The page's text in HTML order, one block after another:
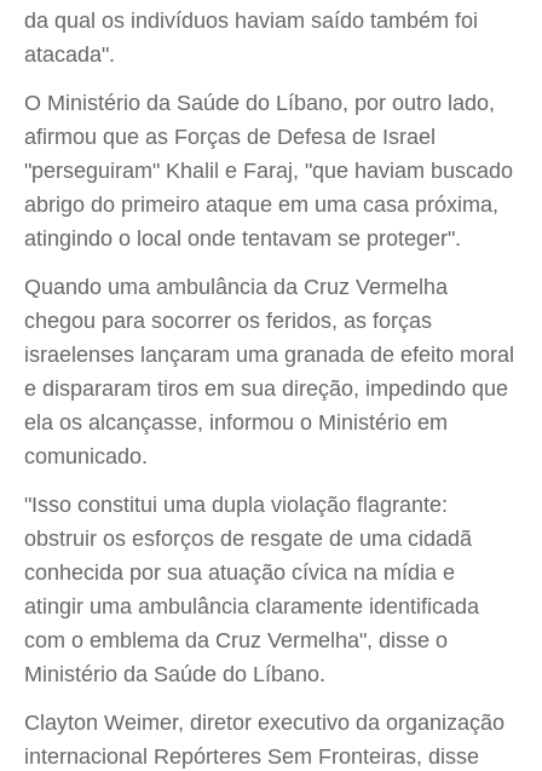
da qual os indivíduos haviam saído também foi
atacada".
O Ministério da Saúde do Líbano, por outro lado,
afirmou que as Forças de Defesa de Israel
"perseguiram" Khalil e Faraj, "que haviam buscado
abrigo do primeiro ataque em uma casa próxima,
atingindo o local onde tentavam se proteger".
Quando uma ambulância da Cruz Vermelha
chegou para socorrer os feridos, as forças
israelenses lançaram uma granada de efeito moral
e dispararam tiros em sua direção, impedindo que
ela os alcançasse, informou o Ministério em
comunicado.
"Isso constitui uma dupla violação flagrante:
obstruir os esforços de resgate de uma cidadã
conhecida por sua atuação cívica na mídia e
atingir uma ambulância claramente identificada
com o emblema da Cruz Vermelha", disse o
Ministério da Saúde do Líbano.
Clayton Weimer, diretor executivo da organização
internacional Repórteres Sem Fronteiras, disse